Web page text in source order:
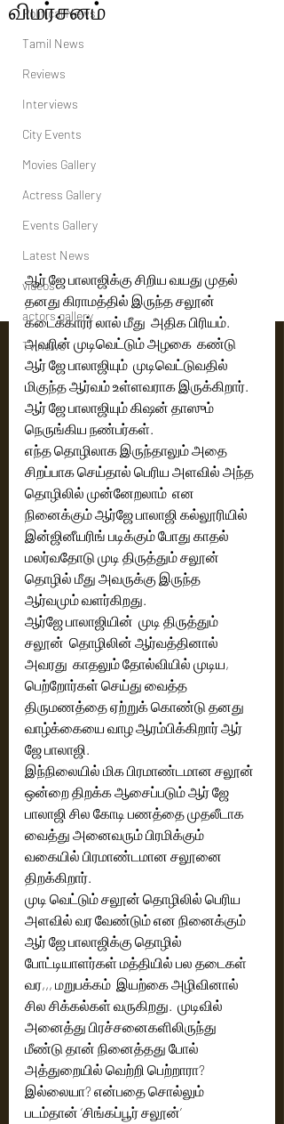
Political News
Tamil News
Reviews
Interviews
City Events
Movies Gallery
Actress Gallery
Events Gallery
Latest News
videos
actors gallery
Tv news
விமர்சனம்
ஆர் ஜே பாலாஜிக்கு சிறிய வயது முதல்
தனது கிராமத்தில் இருந்த சலூன்
கடைக்காரர் லால் மீது  அதிக பிரியம்.
அவரின் முடிவெட்டும் அழகை  கண்டு
ஆர் ஜே பாலாஜியும்  முடிவெட்டுவதில்
மிகுந்த ஆர்வம் உள்ளவராக இருக்கிறார்.
ஆர் ஜே பாலாஜியும் கிஷன் தாஸும்
நெருங்கிய நண்பர்கள்.
எந்த தொழிலாக இருந்தாலும் அதை
சிறப்பாக செய்தால் பெரிய அளவில் அந்த
தொழிலில் முன்னேறலாம்  என
நினைக்கும் ஆர்ஜே பாலாஜி கல்லூரியில்
இன்ஜினீயரிங் படிக்கும் போது காதல்
மலர்வதோடு முடி திருத்தும் சலூன்
தொழில் மீது அவருக்கு இருந்த
ஆர்வமும் வளர்கிறது.
ஆர்ஜே பாலாஜியின்  முடி திருத்தும்
சலூன்  தொழிலின் ஆர்வத்தினால்
அவரது  காதலும் தோல்வியில் முடிய,
பெற்றோர்கள் செய்து வைத்த
திருமணத்தை ஏற்றுக் கொண்டு தனது
வாழ்க்கையை வாழ ஆரம்பிக்கிறார் ஆர்
ஜே பாலாஜி.
இந்நிலையில் மிக பிரமாண்டமான சலூன்
ஒன்றை திறக்க ஆசைப்படும் ஆர் ஜே
பாலாஜி சில கோடி பணத்தை முதலீடாக
வைத்து அனைவரும் பிரமிக்கும்
வகையில் பிரமாண்டமான சலூனை
திறக்கிறார்.
முடி வெட்டும் சலூன் தொழிலில் பெரிய
அளவில் வர வேண்டும் என நினைக்கும்
ஆர் ஜே பாலாஜிக்கு தொழில்
போட்டியாளர்கள் மத்தியில் பல தடைகள்
வர,,, மறுபக்கம்  இயற்கை அழிவினால்
சில சிக்கல்கள் வருகிறது.  முடிவில்
அனைத்து பிரச்சனைகளிலிருந்து
மீண்டு தான் நினைத்தது போல்
அத்துறையில் வெற்றி பெற்றாரா?
இல்லையா? என்பதை சொல்லும்
படம்தான் ‘சிங்கப்பூர் சலூன்’